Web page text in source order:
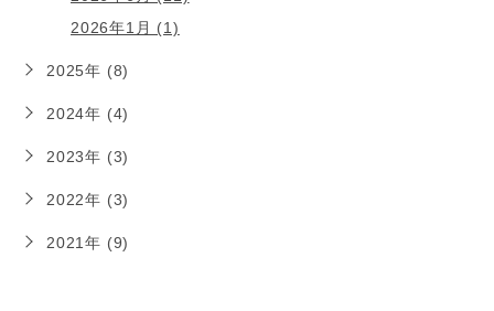
2026年1月 (1)
2025年 (8)
2024年 (4)
2023年 (3)
2022年 (3)
2021年 (9)